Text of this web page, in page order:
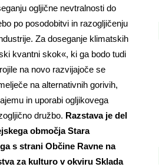
ogljične nevtralnosti do
po posodobitvi in razogljičenju
Za doseganje klimatskih
kvantni skok«, ki ga bodo tudi
na novo razvijajoče se
na alternativnih gorivih,
in uporabi ogljikovega
družbo. Razstava je del
območja Stara
s strani Občine Ravne na
za kulturo v okviru Sklada